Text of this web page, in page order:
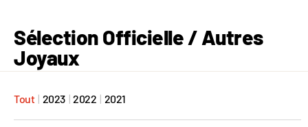
Sélection Officielle / Autres
Joyaux
Tout | 2023 2022 | 2021